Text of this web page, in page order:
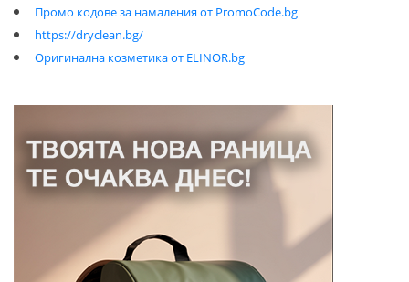
Промо кодове за намаления от PromoCode.bg
https://dryclean.bg/
Оригинална козметика от ELINOR.bg